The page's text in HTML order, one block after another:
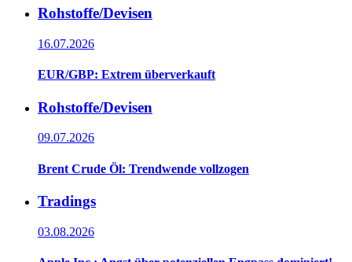
Rohstoffe/Devisen
16.07.2026
EUR/GBP: Extrem überverkauft
Rohstoffe/Devisen
09.07.2026
Brent Crude Öl: Trendwende vollzogen
Tradings
03.08.2026